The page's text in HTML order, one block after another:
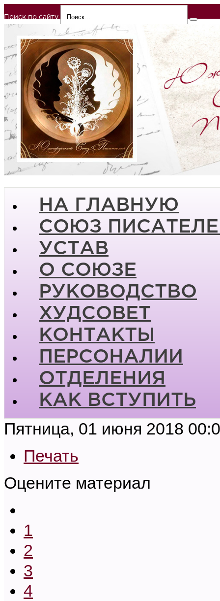
Поиск по сайту
НА ГЛАВНУЮ
СОЮЗ
УСТАВ
О СОЮЗЕ
РУКОВОДСТВО
ХУДСОВЕТ
КОНТАКТЫ
ПЕРСОНАЛИИ
ОТДЕЛЕНИЯ
КАК ВСТУПИТЬ
Пятница, 01 июня 2018
Печать
Оцените материал
1
2
3
4